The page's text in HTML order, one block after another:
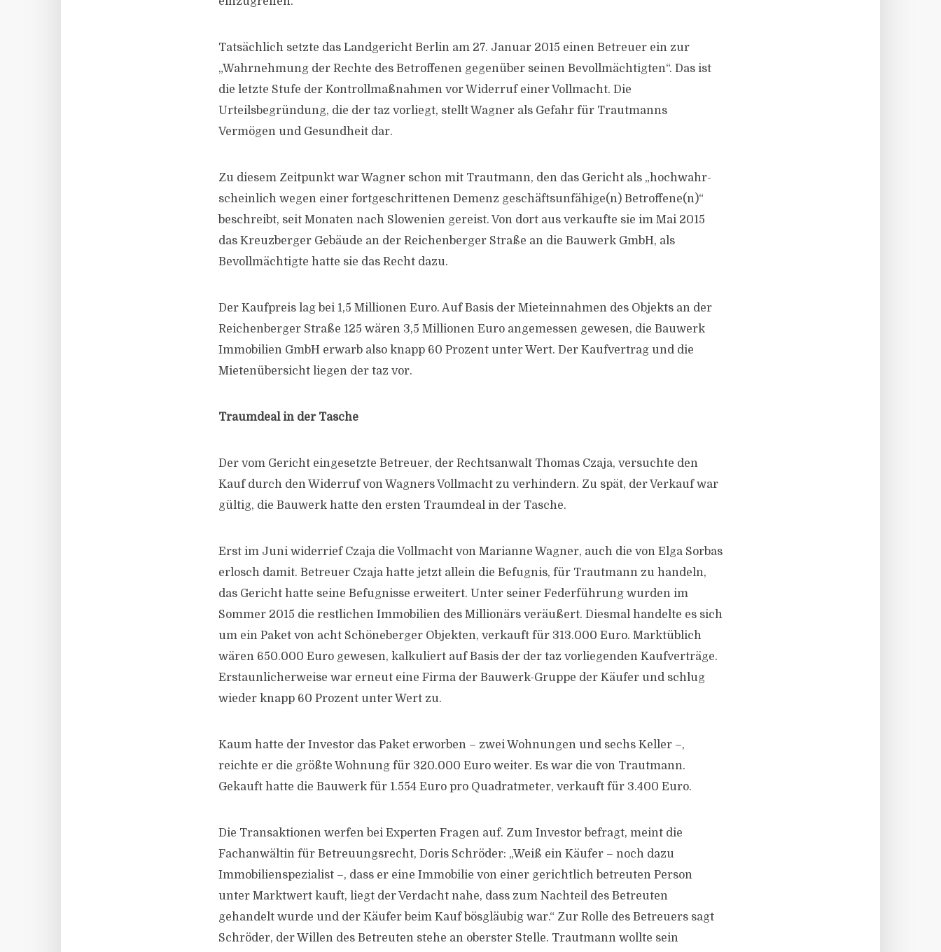
Tatsächlich setzte das Landgericht Berlin am 27. Januar 2015 einen Betreuer ein zur
„Wahrnehmung der Rechte des Betroffenen gegenüber seinen Bevollmächtigten“. Das ist
die letzte Stufe der Kontrollmaßnahmen vor Widerruf einer Vollmacht. Die
Urteilsbegründung, die der taz vorliegt, stellt Wagner als Gefahr für Trautmanns
Vermögen und Gesundheit dar.
Zu diesem Zeitpunkt war Wagner schon mit ­Trautmann, den das Gericht als „hochwahr­
scheinlich wegen einer fortgeschrittenen Demenz geschäftsunfähige(n) Betroffene(n)“
beschreibt, seit Monaten nach Slowenien gereist. Von dort aus verkaufte sie im Mai 2015
das Kreuzberger Gebäude an der Reichenberger Straße an die Bauwerk GmbH, als
Bevollmächtigte hatte sie das Recht dazu.
Der Kaufpreis lag bei 1,5 Millionen Euro. Auf Basis der Mieteinnahmen des Objekts an der
Reichenberger Straße 125 wären 3,5 Millionen Euro angemessen gewesen, die Bauwerk
Immobilien GmbH erwarb also knapp 60 Prozent unter Wert. Der Kaufvertrag und die
Mietenübersicht liegen der taz vor.
Traumdeal in der Tasche
Der vom Gericht eingesetzte Betreuer, der Rechtsanwalt Thomas Czaja, versuchte den
Kauf durch den Widerruf von Wagners Vollmacht zu verhindern. Zu spät, der Verkauf war
gültig, die Bauwerk hatte den ersten Traumdeal in der Tasche.
Erst im Juni widerrief Czaja die Vollmacht von Marianne Wagner, auch die von Elga Sorbas
erlosch damit. Betreuer Czaja hatte jetzt allein die Befugnis, für Trautmann zu handeln,
das Gericht hatte seine Befugnisse erweitert. Unter seiner Federführung wurden im
Sommer 2015 die restlichen Immobilien des Millionärs veräußert. Diesmal handelte es sich
um ein Paket von acht Schöneberger Objekten, verkauft für 313.000 Euro. Marktüblich
wären 650.000 Euro gewesen, kalkuliert auf Basis der der taz vorliegenden Kaufverträge.
Erstaunlicherweise war erneut eine Firma der Bauwerk-Gruppe der Käufer und schlug
wieder knapp 60 Prozent unter Wert zu.
Kaum hatte der Investor das Paket erworben – zwei Wohnungen und sechs Keller –,
reichte er die größte Wohnung für 320.000 Euro weiter. Es war die von Trautmann.
Gekauft hatte die Bauwerk für 1.554 Euro pro Quadratmeter, verkauft für 3.400 Euro.
Die Transaktionen werfen bei Experten Fragen auf. Zum Investor befragt, meint die
Fachanwältin für Betreuungsrecht, Doris Schröder: „Weiß ein Käufer – noch dazu
Immobilienspezialist –, dass er eine Immobilie von einer gerichtlich betreuten Person
unter Marktwert kauft, liegt der Verdacht nahe, dass zum Nachteil des Betreuten
gehandelt wurde und der Käufer beim Kauf bösgläubig war.“ Zur Rolle des Betreuers sagt
Schröder, der Willen des Betreuten stehe an oberster Stelle. Trautmann wollte sein